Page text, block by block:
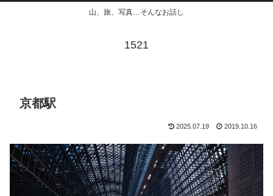
山、旅、写真…そんなお話し
1521
京都駅
2025.07.19 2019.10.16